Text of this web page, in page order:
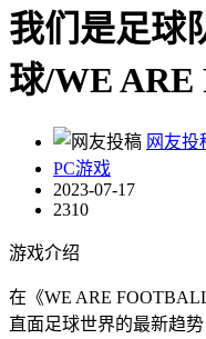
我们是足球
球/WE
网友投
PC游戏
2023-07-17
2310
游戏介绍
在《WE ARE
直面足球世界的最新趋